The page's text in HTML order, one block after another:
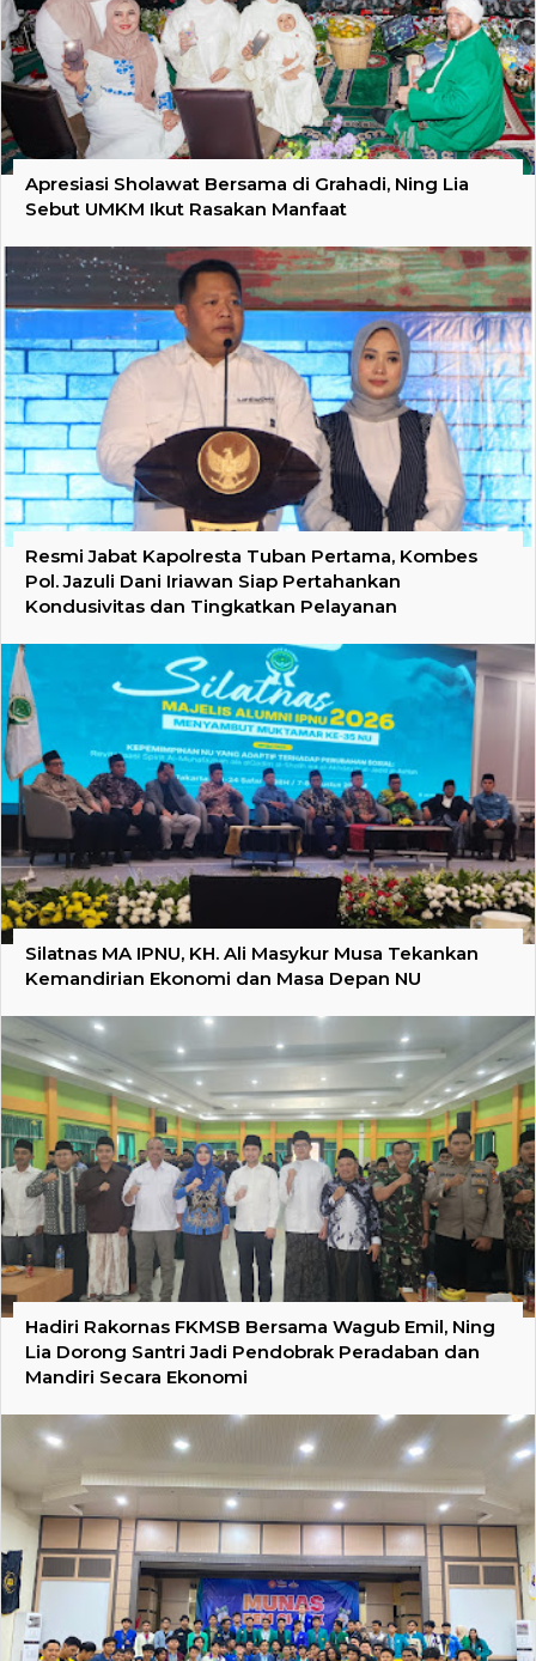
Apresiasi Sholawat Bersama di Grahadi, Ning Lia
Sebut UMKM Ikut Rasakan Manfaat
Resmi Jabat Kapolresta Tuban Pertama, Kombes
Pol. Jazuli Dani Iriawan Siap Pertahankan
Kondusivitas dan Tingkatkan Pelayanan
Silatnas MA IPNU, KH. Ali Masykur Musa Tekankan
Kemandirian Ekonomi dan Masa Depan NU
Hadiri Rakornas FKMSB Bersama Wagub Emil, Ning
Lia Dorong Santri Jadi Pendobrak Peradaban dan
Mandiri Secara Ekonomi